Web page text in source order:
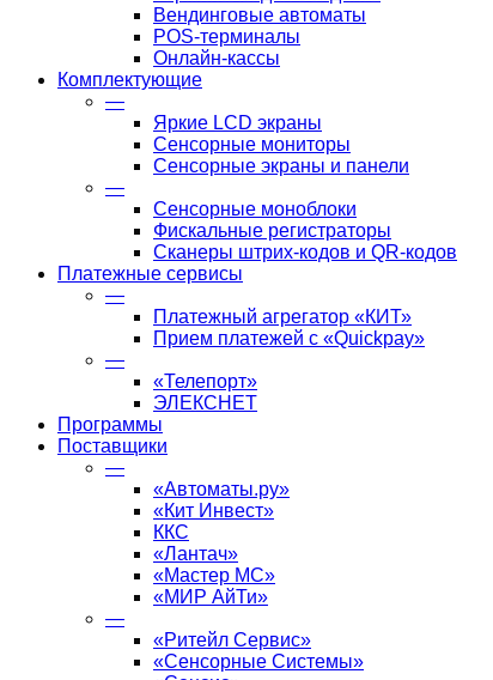
Вендинговые автоматы
POS-терминалы
Онлайн-кассы
Комплектующие
—
Яркие LCD экраны
Сенсорные мониторы
Сенсорные экраны и панели
—
Сенсорные моноблоки
Фискальные регистраторы
Сканеры штрих-кодов и QR-кодов
Платежные сервисы
—
Платежный агрегатор «КИТ»
Прием платежей с «Quickpay»
—
«Телепорт»
ЭЛЕКСНЕТ
Программы
Поставщики
—
«Автоматы.ру»
«Кит Инвест»
ККС
«Лантач»
«Мастер МС»
«МИР АйТи»
—
«Ритейл Сервис»
«Сенсорные Системы»